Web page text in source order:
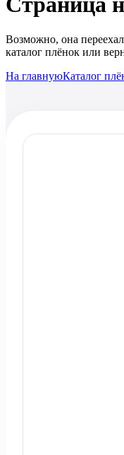
Возможно, она
каталог плёнок или
На главнуюКаталог